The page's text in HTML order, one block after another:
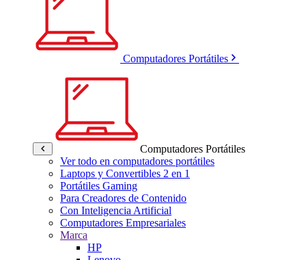
Computadores Portátiles
Computadores Portátiles
Ver todo en computadores portátiles
Laptops y Convertibles 2 en 1
Portátiles Gaming
Para Creadores de Contenido
Con Inteligencia Artificial
Computadores Empresariales
Marca
HP